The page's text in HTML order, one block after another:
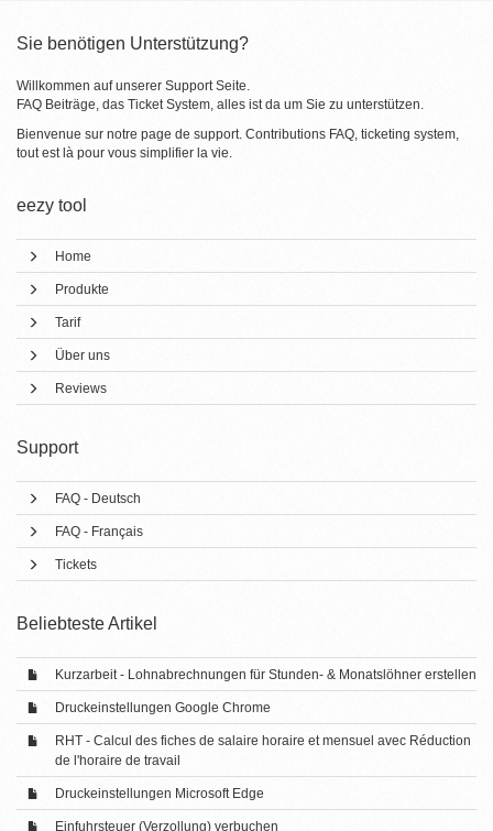
Sie benötigen Unterstützung?
Willkommen auf unserer Support Seite.
FAQ Beiträge, das Ticket System, alles ist da um Sie zu unterstützen.
Bienvenue sur notre page de support. Contributions FAQ, ticketing system,
tout est là pour vous simplifier la vie.
eezy tool
Home
Produkte
Tarif
Über uns
Reviews
Support
FAQ - Deutsch
FAQ - Français
Tickets
Beliebteste Artikel
Kurzarbeit - Lohnabrechnungen für Stunden- & Monatslöhner erstellen
Druckeinstellungen Google Chrome
RHT - Calcul des fiches de salaire horaire et mensuel avec Réduction
de l'horaire de travail
Druckeinstellungen Microsoft Edge
Einfuhrsteuer (Verzollung) verbuchen